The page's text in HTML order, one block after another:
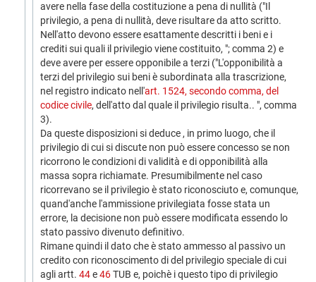
avere nella fase della costituzione a pena di nullità ("Il
privilegio, a pena di nullità, deve risultare da atto scritto.
Nell'atto devono essere esattamente descritti i beni e i
crediti sui quali il privilegio viene costituito, "; comma 2) e
deve avere per essere opponibile a terzi ("L'opponibilità a
terzi del privilegio sui beni è subordinata alla trascrizione,
nel registro indicato nell'art. 1524, secondo comma, del
codice civile, dell'atto dal quale il privilegio risulta.. ", comma
3).
Da queste disposizioni si deduce , in primo luogo, che il
privilegio di cui si discute non può essere concesso se non
ricorrono le condizioni di validità e di opponibilità alla
massa sopra richiamate. Presumibilmente nel caso
ricorrevano se il privilegio è stato riconosciuto e, comunque,
quand'anche l'ammissione privilegiata fosse stata un
errore, la decisione non può essere modificata essendo lo
stato passivo divenuto definitivo.
Rimane quindi il dato che è stato ammesso al passivo un
credito con riconoscimento di del privilegio speciale di cui
agli artt. 44e46TUB e, poichè i questo tipo di privilegio